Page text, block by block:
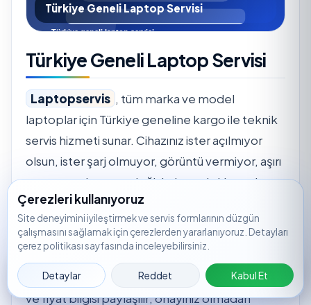
🟢 WhatsApp 📞 📝
Servis
Kaydı
🔎Takip
Türkiye Geneli Laptop Servisi
Türkiye Geneli Laptop Servisi
Laptopservis , tüm marka ve model
laptoplar için Türkiye geneline kargo ile teknik
servis hizmeti sunar. Cihazınız ister açılmıyor
olsun, ister şarj olmuyor, görüntü vermiyor, aşırı
ısınıyor ya da parça değişimi gerektiriyor olsun;
servis kaydı oluşturarak süreci hızlıca
başlatabilirsiniz.
Servis merkezine ulaşan cihazlar için önce arıza
tespiti yapılır. Tespit sonrasında işlem kapsamı
ve fiyat bilgisi paylaşılır; onayınız olmadan
Çerezleri kullanıyoruz
Site deneyimini iyileştirmek ve servis formlarının düzgün
çalışmasını sağlamak için çerezlerden yararlanıyoruz. Detayları
çerez politikası sayfasında inceleyebilirsiniz.
Detaylar Reddet Kabul Et